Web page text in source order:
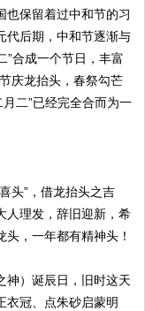
也保留着过中和节的习
代后期，中和节逐渐与
”合成一个节日，丰富
庆龙抬头，春祭勾芒
二”已经完全合而为一
头”，借龙抬头之吉
人理发，辞旧迎新，希
，一年都有精神头！
神）诞辰日，旧时这天
衣冠、点朱砂启蒙明